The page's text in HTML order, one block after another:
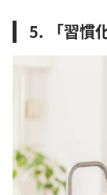
5. 「習慣